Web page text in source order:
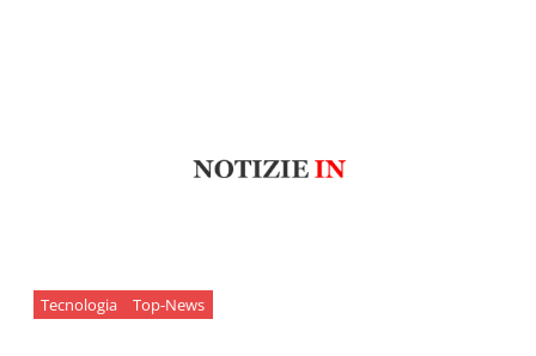
Tecnologia Top-News